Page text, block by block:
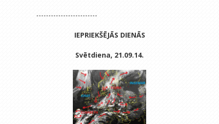
-------------------------
IEPRIEKŠĒJĀS DIENĀS
Svētdiena, 21.09.14.